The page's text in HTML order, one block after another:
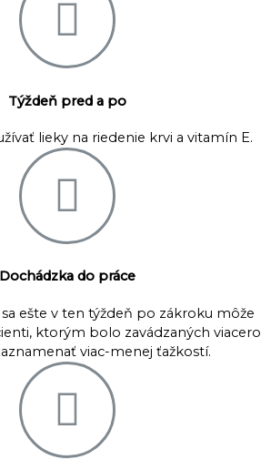
Týždeň pred a po
lieky na riedenie krvi a vitamín E.
Dochádzka do práce
ešte v ten týždeň po zákroku môže
ktorým bolo zavádzaných viacero
viac-menej ťažkostí.